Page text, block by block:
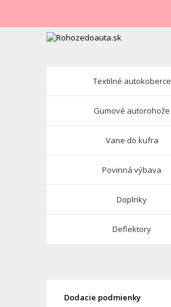
Textilné autokoberce
Gumové autorohože
Vane do kufra
Povinná výbava
Doplnky
Deflektory
Dodacie podmienky